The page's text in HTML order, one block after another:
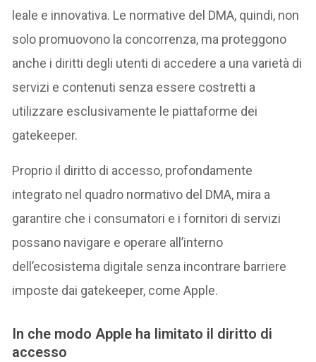
leale e innovativa. Le normative del DMA, quindi, non
solo promuovono la concorrenza, ma proteggono
anche i diritti degli utenti di accedere a una varietà di
servizi e contenuti senza essere costretti a
utilizzare esclusivamente le piattaforme dei
gatekeeper.
Proprio il diritto di accesso, profondamente
integrato nel quadro normativo del DMA, mira a
garantire che i consumatori e i fornitori di servizi
possano navigare e operare all’interno
dell’ecosistema digitale senza incontrare barriere
imposte dai gatekeeper, come Apple.
In che modo Apple ha limitato il diritto di
accesso